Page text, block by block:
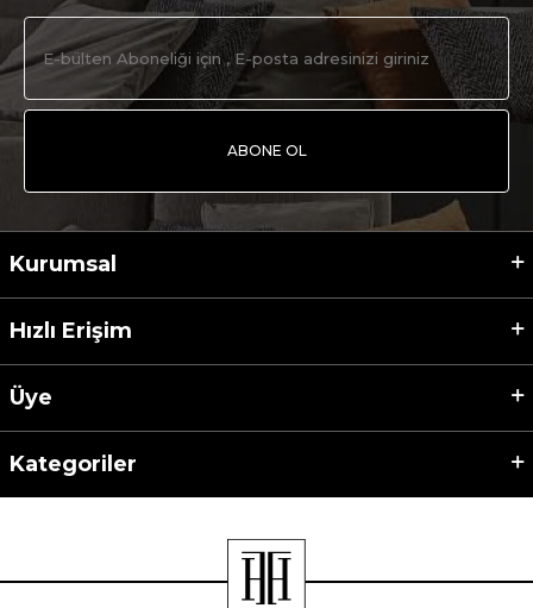
ABONE OL
Kurumsal
Hızlı Erişim
Üye
Kategoriler